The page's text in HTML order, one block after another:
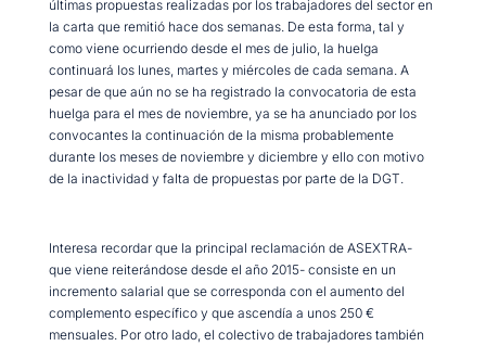
últimas propuestas realizadas por los trabajadores del sector en
la carta que remitió hace dos semanas. De esta forma, tal y
como viene ocurriendo desde el mes de julio, la huelga
continuará los lunes, martes y miércoles de cada semana. A
pesar de que aún no se ha registrado la convocatoria de esta
huelga para el mes de noviembre, ya se ha anunciado por los
convocantes la continuación de la misma probablemente
durante los meses de noviembre y diciembre y ello con motivo
de la inactividad y falta de propuestas por parte de la DGT.
Interesa recordar que la principal reclamación de ASEXTRA-
que viene reiterándose desde el año 2015- consiste en un
incremento salarial que se corresponda con el aumento del
complemento específico y que ascendía a unos 250 €
mensuales. Por otro lado, el colectivo de trabajadores también